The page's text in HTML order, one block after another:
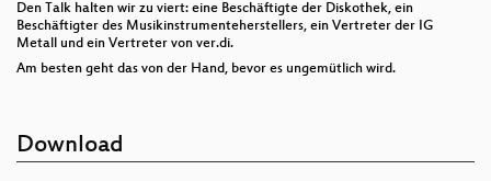
Den Talk halten wir zu viert: eine Beschäftigte der Diskothek, ein
Beschäftigter des Musikinstrumenteherstellers, ein Vertreter der IG
Metall und ein Vertreter von ver.di.
Am besten geht das von der Hand, bevor es ungemütlich wird.
Download